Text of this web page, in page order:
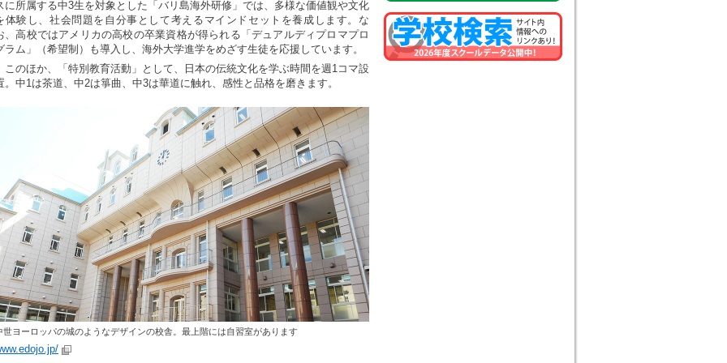
に所属する中3生を対象とした「バリ島海外研修」では、多様な価値観や文化
体験し、社会問題を自分事として考えるマインドセットを養成します。な
、高校ではアメリカの高校の卒業資格が得られる「デュアルディプロマプロ
ラム」（希望制）も導入し、海外大学進学をめざす生徒を応援しています。
のほか、「特別教育活動」として、日本の伝統文化を学ぶ時間を週1コマ設
。中1は茶道、中2は箏曲、中3は華道に触れ、感性と品格を磨きます。
世ヨーロッパの城のようなデザインの校舎。最上階には自習室があります